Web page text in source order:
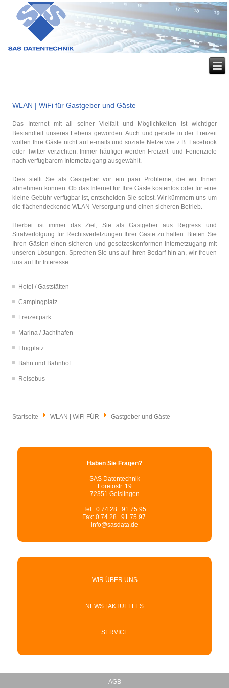
WLAN | WiFi für Gastgeber und Gäste
Das Internet mit all seiner Vielfalt und Möglichkeiten ist wichtiger
Bestandteil unseres Lebens geworden. Auch und gerade in der Freizeit
wollen Ihre Gäste nicht auf e-mails und soziale Netze wie z.B. Facebook
oder Twitter verzichten. Immer häufiger werden Freizeit- und Ferienziele
nach verfügbarem Internetzugang ausgewählt.
Dies stellt Sie als Gastgeber vor ein paar Probleme, die wir Ihnen
abnehmen können. Ob das Internet für Ihre Gäste kostenlos oder für eine
kleine Gebühr verfügbar ist, entscheiden Sie selbst. Wir kümmern uns um
die flächendeckende WLAN-Versorgung und einen sicheren Betrieb.
Hierbei ist immer das Ziel, Sie als Gastgeber aus Regress und
Strafverfolgung für Rechtsverletzungen Ihrer Gäste zu halten. Bieten Sie
Ihren Gästen einen sicheren und gesetzeskonformen Internetzugang mit
unseren Lösungen. Sprechen Sie uns auf Ihren Bedarf hin an, wir freuen
uns auf Ihr Interesse.
Hotel / Gaststätten
Campingplatz
Freizeitpark
Marina / Jachthafen
Flugplatz
Bahn und Bahnhof
Reisebus
Startseite WLAN | WiFi FÜR Gastgeber und Gäste
Haben Sie Fragen?
SAS Datentechnik
Loretostr. 19
72351 Geislingen
Tel.: 0 74 28 . 91 75 95
Fax: 0 74 28 . 91 75 97
info@sasdata.de
WIR ÜBER UNS
NEWS | AKTUELLES
SERVICE
AGB